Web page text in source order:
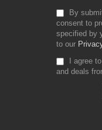
By
consent to
specified by
to our
I agree
and deals